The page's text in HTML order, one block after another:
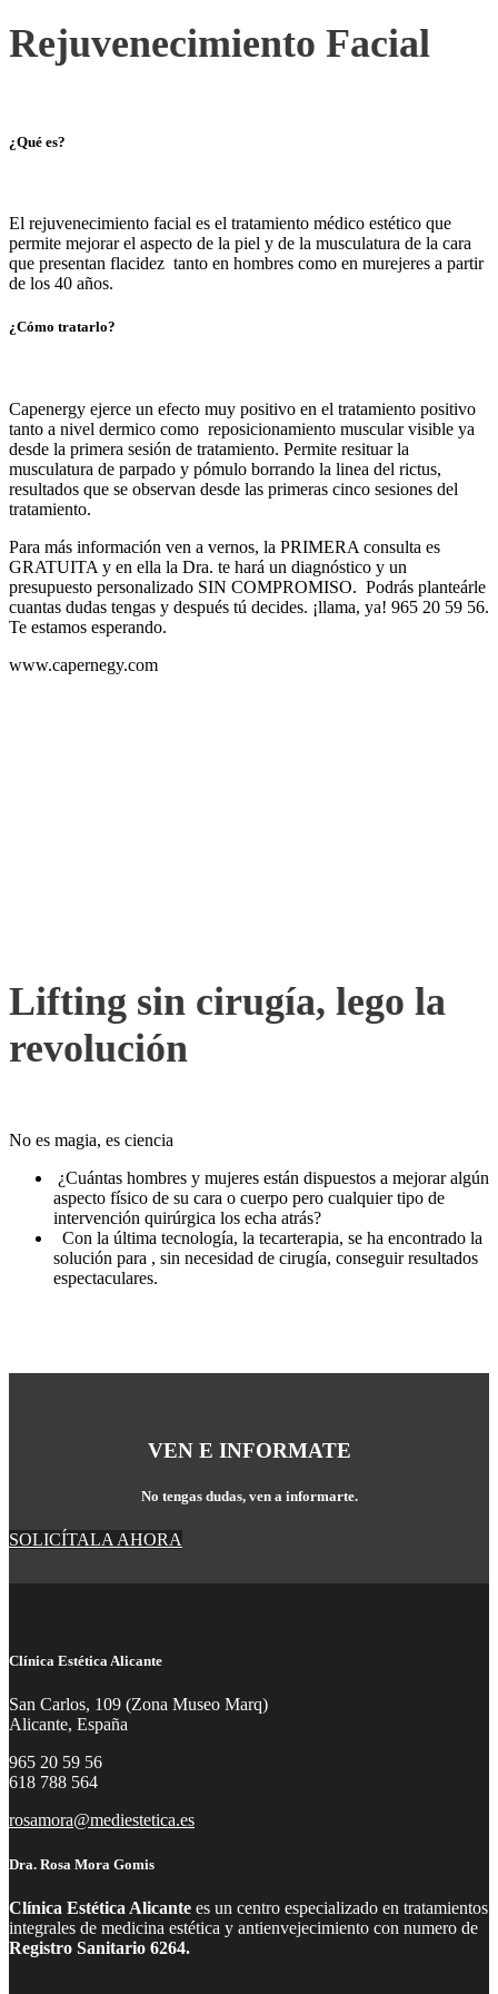
Rejuvenecimiento Facial
¿Qué es?
El rejuvenecimiento facial es el tratamiento médico estético que
permite mejorar el aspecto de la piel y de la musculatura de la cara
que presentan flacidez tanto en hombres como en murejeres a partir
de los 40 años.
¿Cómo tratarlo?
Capenergy ejerce un efecto muy positivo en el tratamiento positivo
tanto a nivel dermico como reposicionamiento muscular visible ya
desde la primera sesión de tratamiento. Permite resituar la
musculatura de parpado y pómulo borrando la linea del rictus,
resultados que se observan desde las primeras cinco sesiones del
tratamiento.
Para más información ven a vernos, la PRIMERA consulta es
GRATUITA y en ella la Dra. te hará un diagnóstico y un
presupuesto personalizado SIN COMPROMISO. Podrás planteárle
cuantas dudas tengas y después tú decides. ¡llama, ya! 965 20 59 56.
Te estamos esperando.
www.capernegy.com
Lifting sin cirugía, lego la
revolución
No es magia, es ciencia
¿Cuántas hombres y mujeres están dispuestos a mejorar algún
aspecto físico de su cara o cuerpo pero cualquier tipo de
intervención quirúrgica los echa atrás?
Con la última tecnología, la tecarterapia, se ha encontrado la
solución para , sin necesidad de cirugía, conseguir resultados
espectaculares.
VEN E INFORMATE
No tengas dudas, ven a informarte.
SOLICÍTALA AHORA
Clínica Estética Alicante
San Carlos, 109 (Zona Museo Marq)
Alicante, España
965 20 59 56
618 788 564
rosamora@mediestetica.es
Dra. Rosa Mora Gomis
Clínica Estética Alicante es un centro especializado en tratamientos
integrales de medicina estética y antienvejecimiento con numero de
Registro Sanitario 6264.